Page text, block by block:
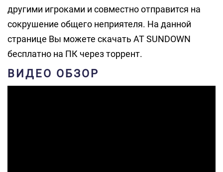
другими игроками и совместно отправится на
сокрушение общего неприятеля. На данной
странице Вы можете скачать AT SUNDOWN
бесплатно на ПК через торрент.
ВИДЕО ОБЗОР